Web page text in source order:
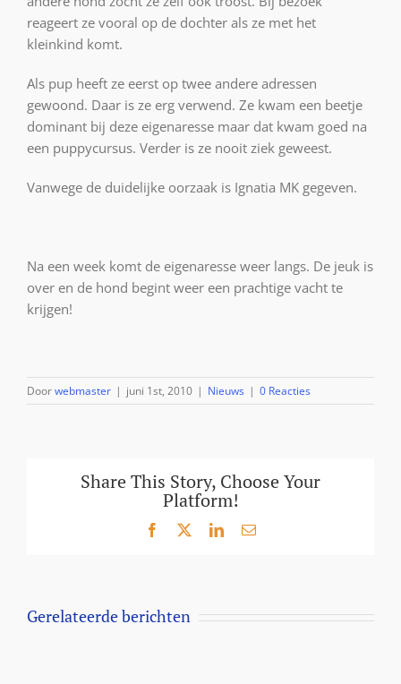
reageert ze vooral op de dochter als ze met het
kleinkind komt.
Als pup heeft ze eerst op twee andere adressen
gewoond. Daar is ze erg verwend. Ze kwam een beetje
dominant bij deze eigenaresse maar dat kwam goed na
een puppycursus. Verder is ze nooit ziek geweest.
Vanwege de duidelijke oorzaak is Ignatia MK gegeven.
Na een week komt de eigenaresse weer langs. De jeuk is
over en de hond begint weer een prachtige vacht te
krijgen!
Doorwebmaster | juni 1st, 2010 | Nieuws | 0 Reacties
Share This Story, Choose Your
Platform!
Facebook LinkedIn
E-
Gerelateerde berichten